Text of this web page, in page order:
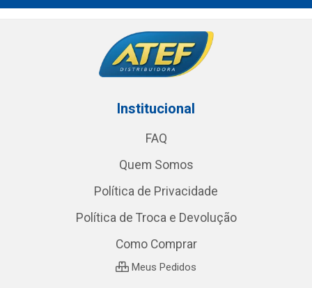
Institucional
FAQ
Quem Somos
Política de Privacidade
Política de Troca e Devolução
Como Comprar
Meus Pedidos